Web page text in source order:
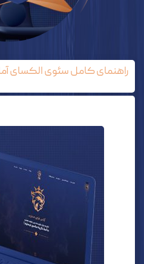
راهنمای کامل سئوی الکسای